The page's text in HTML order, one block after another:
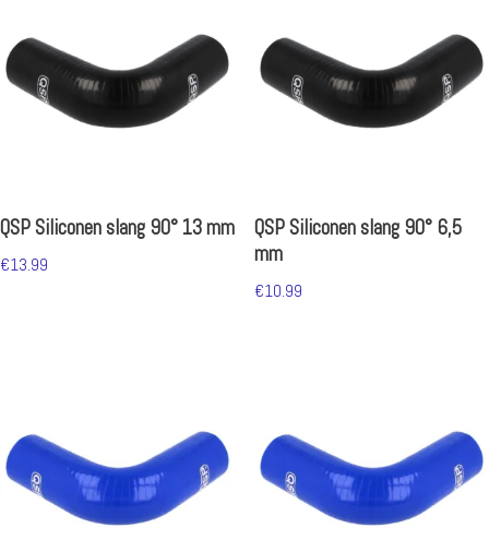
QSP Siliconen slang 90° 13 mm
€13.99
QSP Siliconen slang 90° 6,5
mm
€10.99